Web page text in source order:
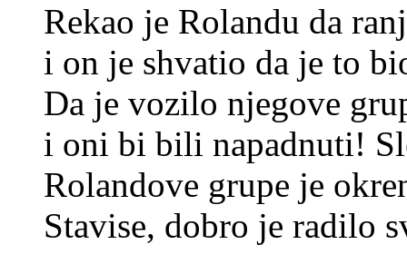
Rekao je Rolandu da
i on je shvatio da je to
Da je vozilo njegove
i oni bi bili napadnuti!
Rolandove grupe je
Stavise, dobro je radilo